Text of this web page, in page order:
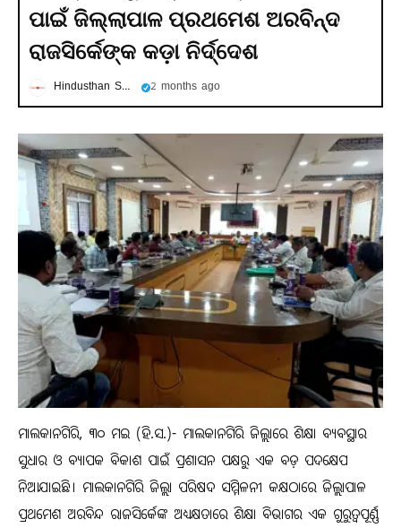
ପାଇଁ ଜିଲ୍ଲାପାଳ ପ୍ରଥମେଶ ଅରବିନ୍ଦ
ରାଜସିର୍କେଙ୍କ କଡ଼ା ନିର୍ଦ୍ଦେଶ
Hindusthan Samachar 2 months ago
ମାଲକାନଗିରି, ୩୦ ମଇ (ହି.ସ.)- ମାଲକାନଗିରି ଜିଲ୍ଲାରେ ଶିକ୍ଷା ବ୍ୟବସ୍ଥାର
ସୁଧାର ଓ ବ୍ୟାପକ ବିକାଶ ପାଇଁ ପ୍ରଶାସନ ପକ୍ଷରୁ ଏକ ବଡ଼ ପଦକ୍ଷେପ
ନିଆଯାଇଛି। ମାଲକାନଗିରି ଜିଲ୍ଲା ପରିଷଦ ସମ୍ମିଳନୀ କକ୍ଷଠାରେ ଜିଲ୍ଲାପାଳ
ପ୍ରଥମେଶ ଅରବିନ୍ଦ ରାଜସିର୍କେଙ୍କ ଅଧ୍ୟକ୍ଷତାରେ ଶିକ୍ଷା ବିଭାଗର ଏକ ଗୁରୁତ୍ୱପୂର୍ଣ୍ଣ